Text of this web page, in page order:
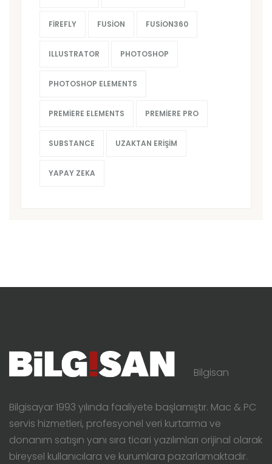
FIREFLY FUSION FUSION360
ILLUSTRATOR PHOTOSHOP
PHOTOSHOP ELEMENTS
PREMIERE ELEMENTS PREMIERE PRO
SUBSTANCE UZAKTAN ERIŞIM
YAPAY ZEKA
Bilgisan
Bilgisayar 1993 yılında faaliyete başlamıştır. Mac & PC
servis hizmetleri, profesyonel veri kurtarma ve
donanım satışın yanı sıra ticari yazılımları orijinal olarak
bireysel kullanıcılara ve kurumlara pazarlamaktadır.